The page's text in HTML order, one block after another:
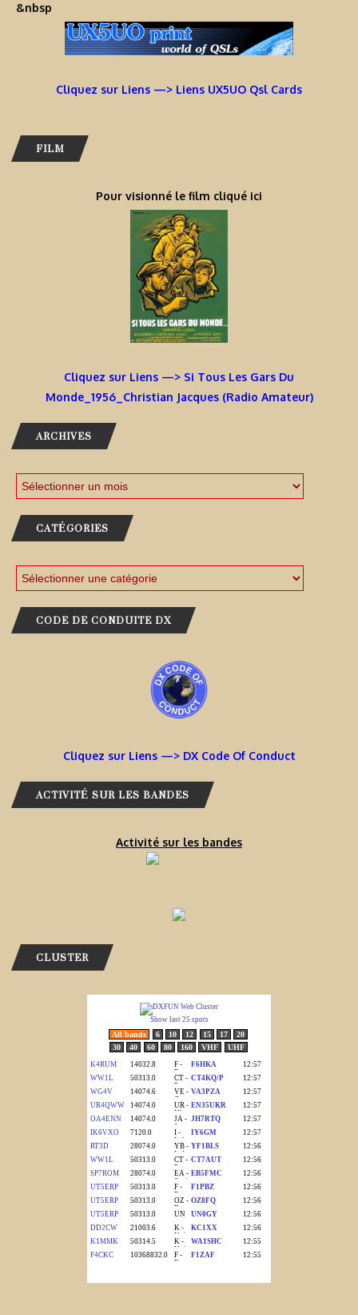
&nbsp
Cliquez sur Liens —> Liens UX5UO Qsl Cards
FILM
Pour visionné le film cliqué ici
Cliquez sur Liens —> Si Tous Les Gars Du
Monde_1956_Christian Jacques (Radio Amateur)
ARCHIVES
CATÉGORIES
CODE DE CONDUITE DX
Cliquez sur Liens —> DX Code Of Conduct
ACTIVITÉ SUR LES BANDES
Activité sur les bandes
CLUSTER